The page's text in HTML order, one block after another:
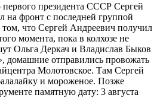
первого президента СССР Сергей
на фронт с последней группой
что Сергей Андреевич получил
момента, пока в колхозе не
Ольга Деркач и Владислав Быков
домашние отправились провожать
Молотовское. Там Сергей
и мороженое. Позже
памятную дату: 3 августа